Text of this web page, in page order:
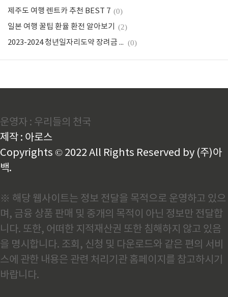
제주도 여행 렌트카 추천 BEST 7 (0)
일본 여행 꿀팁 환율 환전 알아보기 (2)
2023-2024 청년일자리도약 장려금 지원대상 신청방법 (0)
운영자 : 우리들의 천국
제작 : 아로스
Copyrights © 2022 All Rights Reserved by (주)아
백.
※ 해당 웹사이트는 정보 전달을 목적으로 운영하고 있으
며, 금융 상품 판매 및 중개의 목적이 아닌 정보만 전달합
니다. 또한, 어떠한 지적재산권 또한 침해하지 않고 있음
을 명시합니다. 조회, 신청 및 다운로드와 같은 편의 서비
스에 관한 내용은 관련 처리기관 홈페이지를 참고하시기
바랍니다.